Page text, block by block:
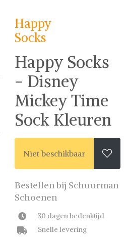
Happy
Socks
Happy Socks
- Disney
Mickey Time
Sock Kleuren
Niet beschikbaar 
Bestellen bij Schuurman
Schoenen
30 dagen bedenktijd
Snelle levering